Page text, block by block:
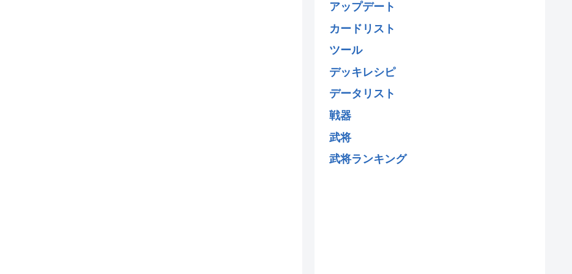
アップデート
カードリスト
ツール
デッキレシピ
データリスト
戦器
武将
武将ランキング